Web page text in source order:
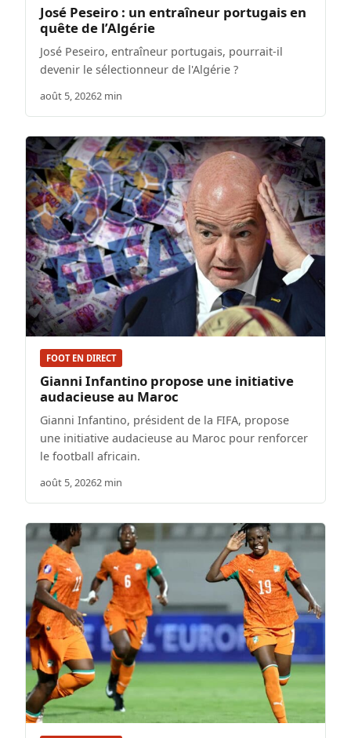
José Peseiro : un entraîneur portugais en
quête de l’Algérie
José Peseiro, entraîneur portugais, pourrait-il
devenir le sélectionneur de l'Algérie ?
août 5, 20262 min
FOOT EN DIRECT
Gianni Infantino propose une initiative
audacieuse au Maroc
Gianni Infantino, président de la FIFA, propose
une initiative audacieuse au Maroc pour renforcer
le football africain.
août 5, 20262 min